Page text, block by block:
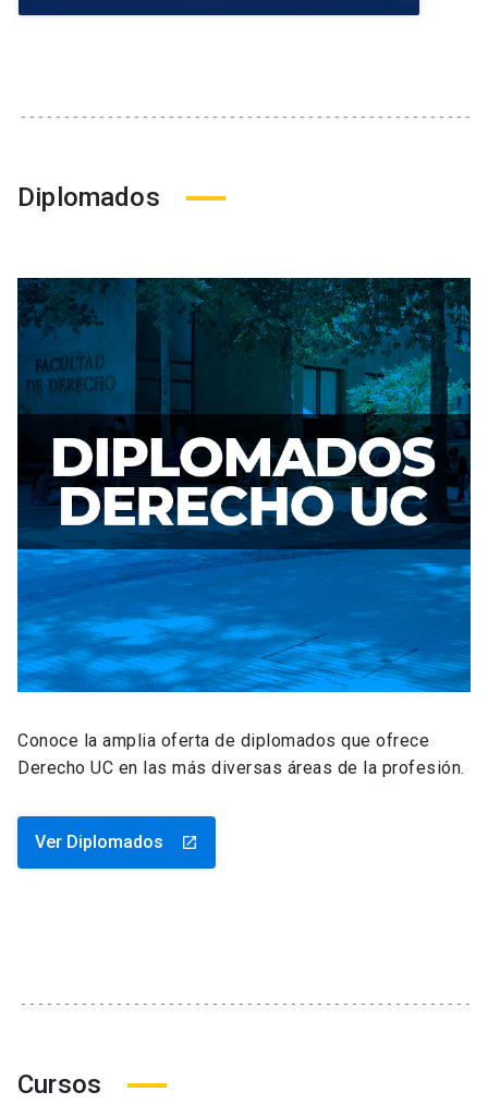
Diplomados
Conoce la amplia oferta de diplomados que ofrece
Derecho UC en las más diversas áreas de la profesión.
Ver Diplomados launch
Cursos